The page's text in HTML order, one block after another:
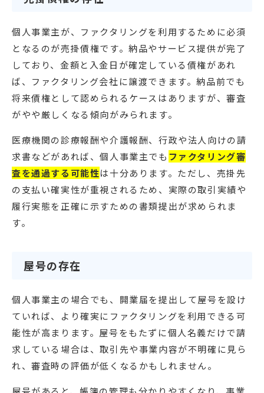
個人事業主が、ファクタリングを利用するために必須
となるのが売掛債権です。納品やサービス提供が完了
しており、金額と入金日が確定している債権があれ
ば、ファクタリング会社に譲渡できます。納品前でも
将来債権として認められるケースはありますが、審査
がやや厳しくなる傾向がみられます。
医療機関の診療報酬や介護報酬、行政や法人向けの請
求書などがあれば、個人事業主でも ファクタリング審
査を通過する可能性は十分あります。ただし、売掛先
の支払い確実性が重視されるため、実際の取引実績や
履行実態を正確に示すための書類提出が求められま
す。
屋号の存在
個人事業主の場合でも、開業届を提出して屋号を設け
ていれば、より確実にファクタリングを利用できる可
能性が高まります。屋号をもたずに個人名義だけで請
求している場合は、取引先や事業内容が不明確に見ら
れ、審査時の評価が低くなるかもしれません。